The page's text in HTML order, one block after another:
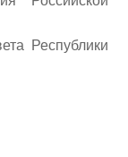
Республики